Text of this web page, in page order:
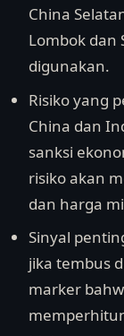
China
Lombok dan
digunakan.
Risiko yang
China dan
sanksi
risiko akan
dan harga
Sinyal
jika tembus
marker